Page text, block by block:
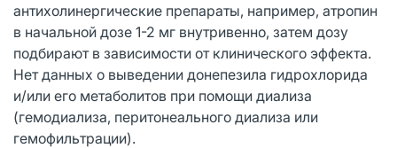
антихолинергические препараты, например, атропин
в начальной дозе 1-2 мг внутривенно, затем дозу
подбирают в зависимости от клинического эффекта.
Нет данных о выведении донепезила гидрохлорида
и/или его метаболитов при помощи диализа
(гемодиализа, перитонеального диализа или
гемофильтрации).